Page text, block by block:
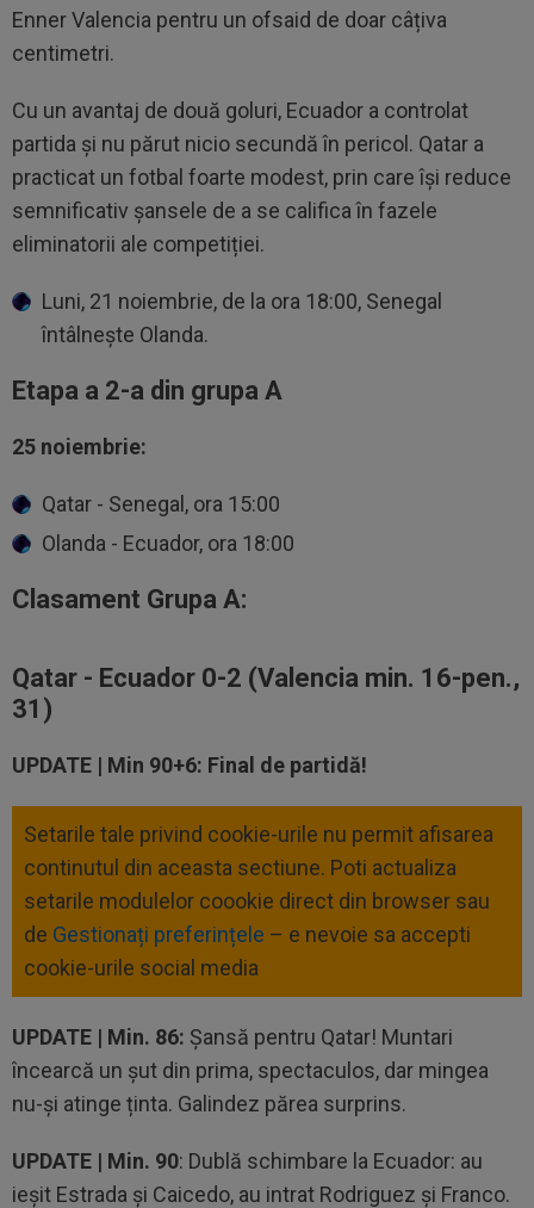
Enner Valencia pentru un ofsaid de doar câțiva
centimetri.
Cu un avantaj de două goluri, Ecuador a controlat
partida și nu părut nicio secundă în pericol. Qatar a
practicat un fotbal foarte modest, prin care își reduce
semnificativ șansele de a se califica în fazele
eliminatorii ale competiției.
Luni, 21 noiembrie, de la ora 18:00, Senegal
întâlnește Olanda.
Etapa a 2-a din grupa A
25 noiembrie:
Qatar - Senegal, ora 15:00
Olanda - Ecuador, ora 18:00
Clasament Grupa A:
Qatar - Ecuador 0-2 (Valencia min. 16-pen.,
31)
UPDATE | Min 90+6: Final de partidă!
Setarile tale privind cookie-urile nu permit afisarea
continutul din aceasta sectiune. Poti actualiza
setarile modulelor coookie direct din browser sau
de Gestionați preferințele – e nevoie sa accepti
cookie-urile social media
UPDATE | Min. 86: Șansă pentru Qatar! Muntari
încearcă un șut din prima, spectaculos, dar mingea
nu-și atinge ținta. Galindez părea surprins.
UPDATE | Min. 90: Dublă schimbare la Ecuador: au
ieșit Estrada și Caicedo, au intrat Rodriguez și Franco.